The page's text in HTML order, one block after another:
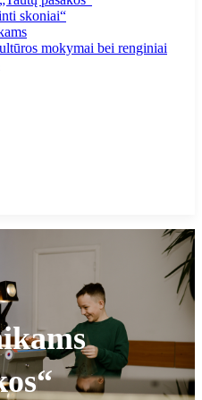
skoniai“
mokymai bei renginiai